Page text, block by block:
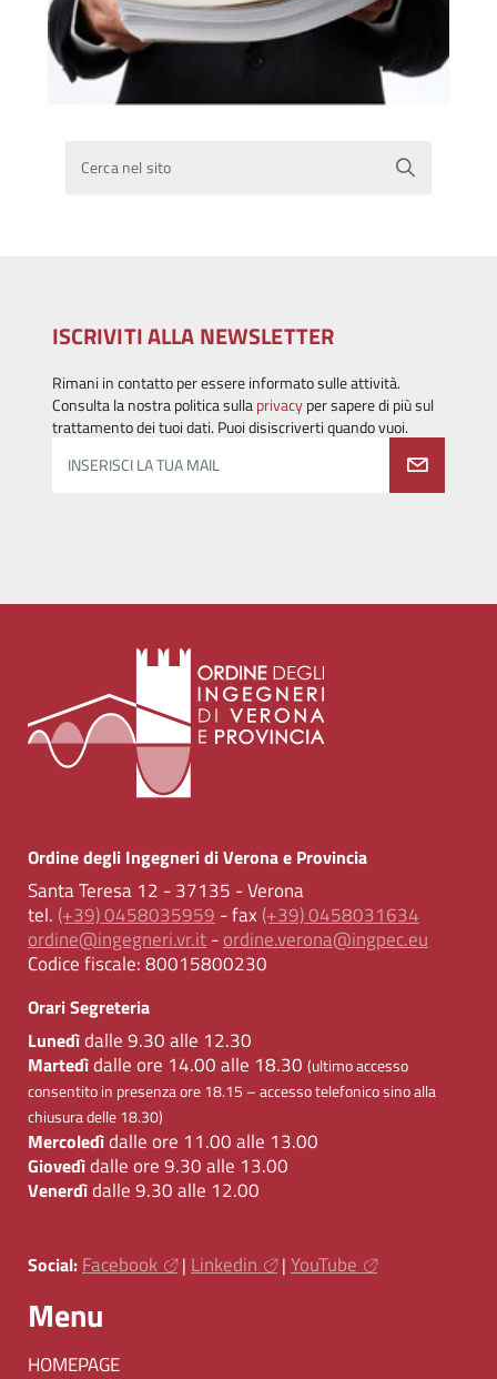
Cerca nel sito
ISCRIVITI ALLA NEWSLETTER
Rimani in contatto per essere informato sulle attività.
Consulta la nostra politica sullaprivacyper sapere di più sul
trattamento dei tuoi dati. Puoi disiscriverti quando vuoi.
INSERISCI LA TUA MAIL
Ordine degli Ingegneri di Verona e Provincia
Santa Teresa 12 - 37135 - Verona
tel. (+39) 0458035959 - fax (+39) 0458031634
ordine@ingegneri.vr.it-ordine.verona@ingpec.eu
Codice fiscale:80015800230
Orari Segreteria
Lunedìdalle 9.30 alle 12.30
Martedìdalle ore 14.00 alle 18.30 (ultimo accesso
consentito in presenza ore 18.15 – accesso telefonico sino alla
chiusura delle 18.30)
Mercoledìdalle ore 11.00 alle 13.00
Giovedìdalle ore 9.30 alle 13.00
Venerdìdalle 9.30 alle 12.00
Social: Facebook | Linkedin | YouTube
Menu
HOMEPAGE